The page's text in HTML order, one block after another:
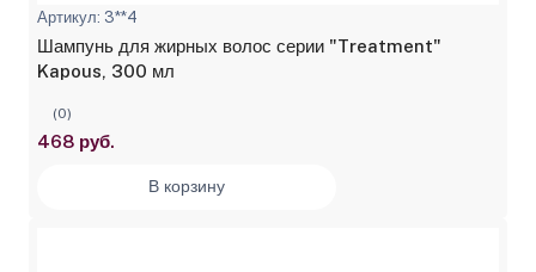
Артикул: 3**4
Шампунь для жирных волос серии "Treatment"
Kapous, 300 мл
(0)
468 руб.
В корзину